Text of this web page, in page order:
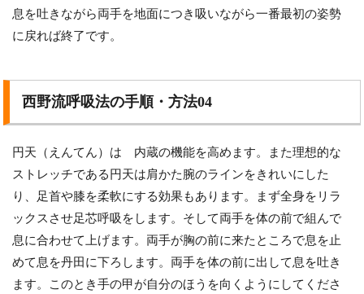
息を吐きながら両手を地面につき吸いながら一番最初の姿勢
に戻れば終了です。
西野流呼吸法の手順・方法04
円天（えんてん）は 内蔵の機能を高めます。また理想的な
ストレッチである円天は肩かた腕のラインをきれいにした
り、足首や膝を柔軟にする効果もあります。まず全身をリラ
ックスさせ足芯呼吸をします。そして両手を体の前で組んで
息に合わせて上げます。両手が胸の前に来たところで息を止
めて息を丹田に下ろします。両手を体の前に出して息を吐き
ます。このとき手の甲が自分のほうを向くようにしてくださ